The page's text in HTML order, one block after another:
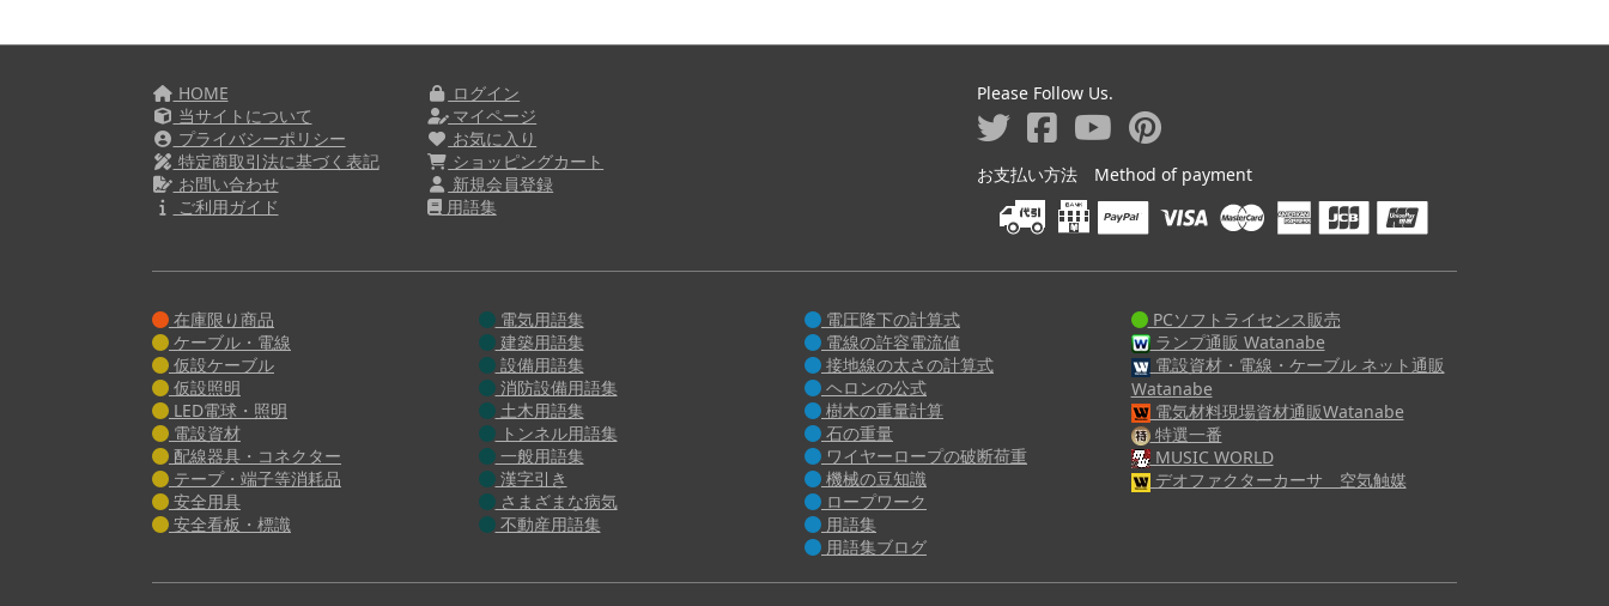
HOME
当サイトについて
プライバシーポリシー
特定商取引法に基づく表記
お問い合わせ
ご利用ガイド
ログイン
マイページ
お気に入り
ショッピングカート
新規会員登録
用語集
Please Follow Us.
お支払い方法 Method of payment
在庫限り商品
ケーブル・電線
仮設ケーブル
仮設照明
LED電球・照明
電設資材
配線器具・コネクター
テープ・端子等消耗品
安全用具
安全看板・標識
電気用語集
建築用語集
設備用語集
消防設備用語集
土木用語集
トンネル用語集
一般用語集
漢字引き
さまざまな病気
不動産用語集
電圧降下の計算式
電線の許容電流値
接地線の太さの計算式
ヘロンの公式
樹木の重量計算
石の重量
ワイヤーロープの破断荷重
機械の豆知識
ロープワーク
用語集
用語集ブログ
PCソフトライセンス販売
ランプ通販 Watanabe
電設資材・電線・ケーブル ネット通販
Watanabe
電気材料現場資材通販Watanabe
特選一番
MUSIC WORLD
デオファクターカーサ 空気触媒